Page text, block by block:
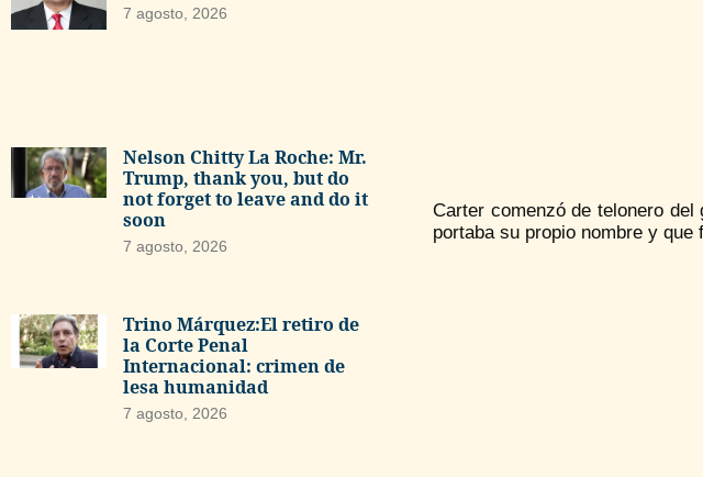
7 agosto, 2026
Nelson Chitty La Roche: Mr.
Trump, thank you, but do
not forget to leave and do it
soon
7 agosto, 2026
Trino Márquez:El retiro de
la Corte Penal
Internacional: crimen de
lesa humanidad
7 agosto, 2026
Carter comenzó de telonero
portaba su propio nombre y